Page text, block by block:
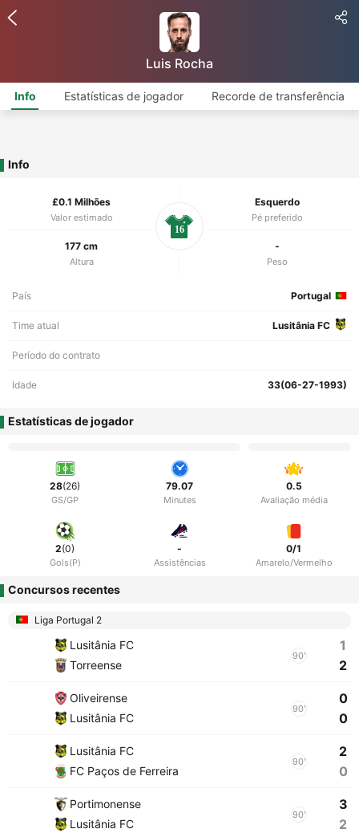
Luis Rocha
Info Estatísticas de jogador Recorde de transferência
Info
£0.1 Milhões
Valor estimado
Esquerdo
Pé preferido
177 cm
Altura
-
Peso
16
País Portugal
Time atual Lusitânia FC
Período do contrato
Idade 33(06-27-1993)
Estatísticas de jogador
28(26)
GS/GP
79.07
Minutes
0.5
Avaliação média
2(0)
Gols(P)
-
Assistências
0/1
Amarelo/Vermelho
Concursos recentes
Liga Portugal 2
Lusitânia FC
Torreense
90'
1
2
Oliveirense
Lusitânia FC
90'
0
0
Lusitânia FC
FC Paços de Ferreira
90'
2
0
Portimonense
Lusitânia FC
90'
3
2